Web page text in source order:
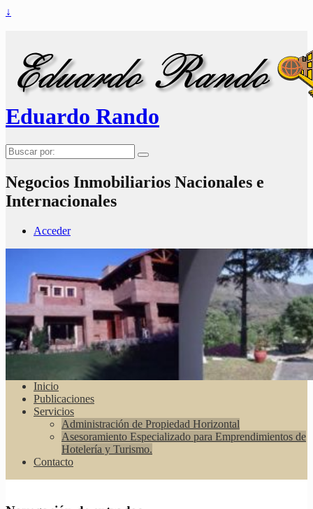
↓
Eduardo Rando
Buscar
por:
Negocios Inmobiliarios Nacionales e
Internacionales
Acceder
Inicio
Publicaciones
Servicios
Administración de Propiedad Horizontal
Asesoramiento Especializado para Emprendimientos de
Hotelería y Turismo.
Contacto